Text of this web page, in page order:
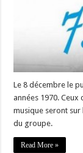
Le 8 décembre le
années 1970.
musique seront sur
du groupe.
Read More »